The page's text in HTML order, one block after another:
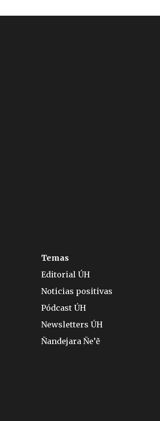
Temas
Editorial ÚH
Noticias positivas
Pódcast ÚH
Newsletters ÚH
Ñandejara Ñe’ẽ